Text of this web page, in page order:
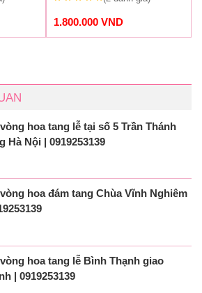
1.800.000 VND
hoa tang lễ tại số 5 Trần Thánh
Hà Nội | 0919253139
hoa đám tang Chùa Vĩnh Nghiêm
hoa tang lễ Bình Thạnh giao
| 0919253139